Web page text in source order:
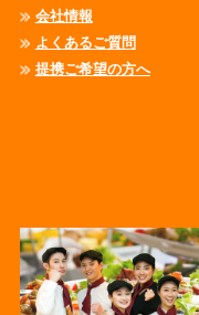
会社情報
よくあるご質問
提携ご希望の方へ